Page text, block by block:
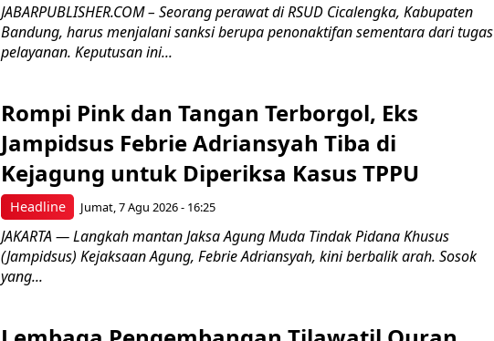
JABARPUBLISHER.COM – Seorang perawat di RSUD Cicalengka, Kabupaten
Bandung, harus menjalani sanksi berupa penonaktifan sementara dari tugas
pelayanan. Keputusan ini...
Headline
Rompi Pink dan Tangan Terborgol, Eks
Jampidsus Febrie Adriansyah Tiba di
Kejagung untuk Diperiksa Kasus TPPU
Jumat, 7 Agu 2026 - 16:25
JAKARTA — Langkah mantan Jaksa Agung Muda Tindak Pidana Khusus
(Jampidsus) Kejaksaan Agung, Febrie Adriansyah, kini berbalik arah. Sosok
yang...